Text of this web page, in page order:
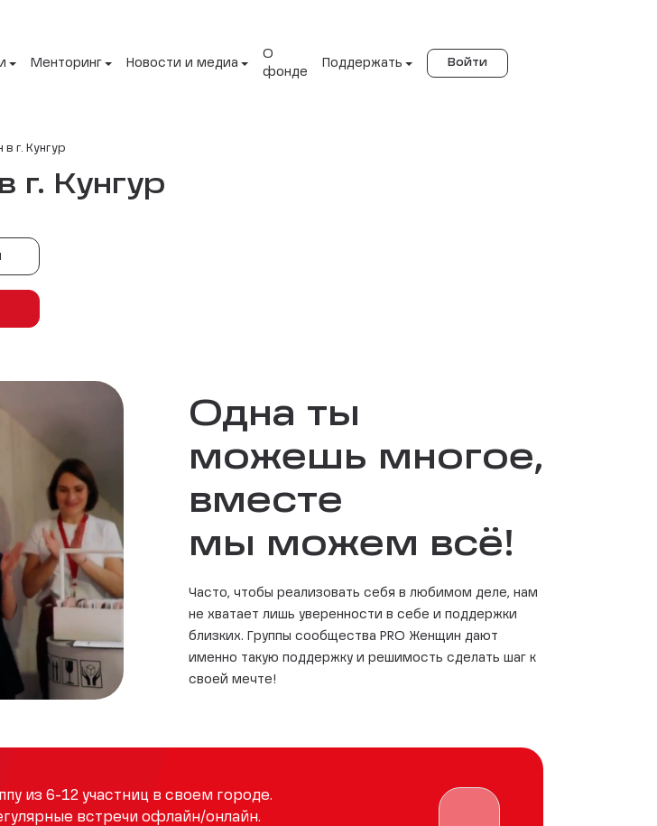
Менторинг Новости и медиа
О
фонде
Поддержать Войти
г. Кунгур
Кунгур
Одна ты
можешь многое,
вместе
мы можем всё!
Часто, чтобы реализовать себя в любимом деле, нам
не хватает лишь уверенности в себе и поддержки
близких. Группы сообщества PRO Женщин дают
именно такую поддержку и решимость сделать шаг к
своей мечте!
из 6-12 участниц в своем городе.
встречи офлайн/онлайн.